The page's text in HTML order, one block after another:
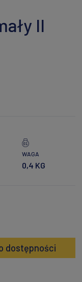
II
WAGA
0,4 KG
dostępności